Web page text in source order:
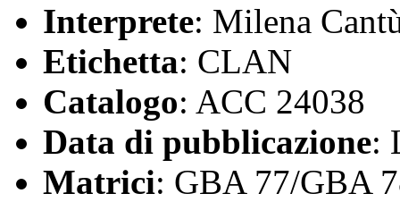
Interprete: Milena
Etichetta: CLAN
Catalogo: ACC 24038
Data di pubblicazione:
Matrici: GBA 77/GBA